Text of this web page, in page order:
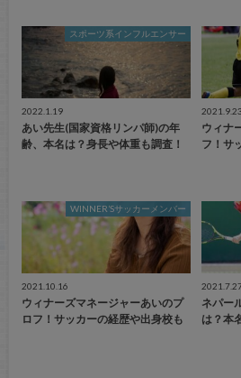
スポーツ系インフルエンサー
2022.1.19
あい先生(国家資格リンパ師)の年
齢、本名は？身長や体重も調査！
2021.9.23
ウィナ
フ！サ
WINNER’Sサッカーメンバー
2021.10.16
ウィナーズマネージャーあいのプ
ロフ！サッカーの経歴や出身校も
ネパー
は？本